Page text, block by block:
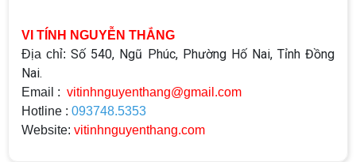
VI TÍNH NGUYỄN THẮNG
Địa chỉ:Số 540, Ngũ Phúc, Phường Hố Nai, Tỉnh Đồng
Nai.
Email : vitinhnguyenthang@gmail.com
Hotline : 093748.5353
Website: vitinhnguyenthang.com